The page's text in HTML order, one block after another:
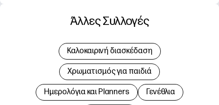
Άλλες Συλλογές
Καλοκαιρινή διασκέδαση
Χρωματισμός για παιδιά
Hμερολόγια και Planners Γενέθλια